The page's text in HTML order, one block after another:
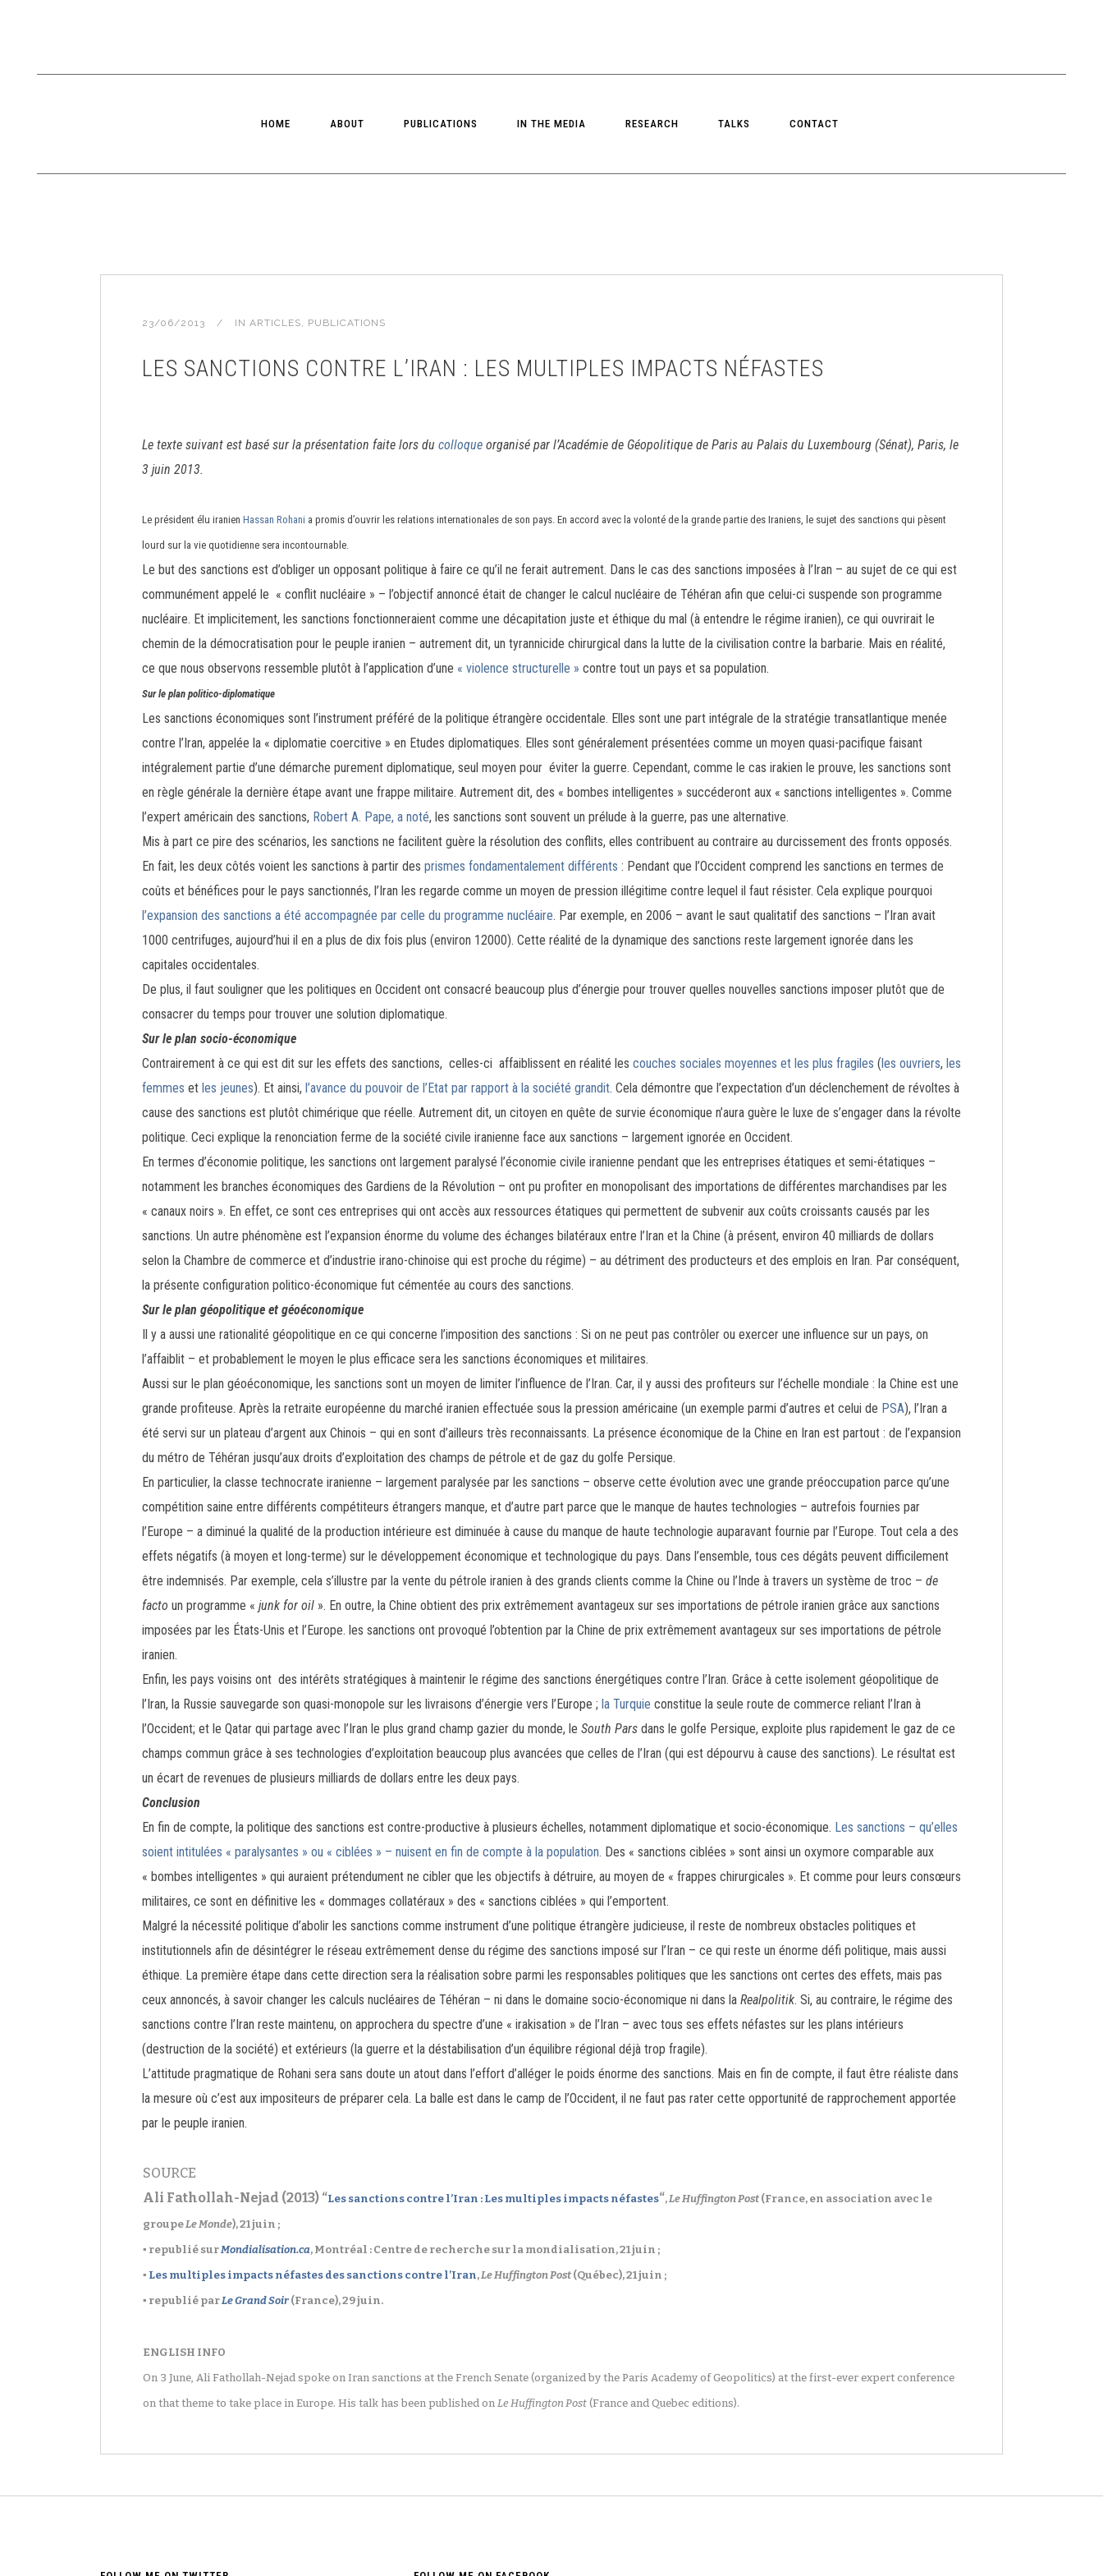
HOME ABOUT PUBLICATIONS IN THE MEDIA RESEARCH TALKS CONTACT
23/06/2013 IN ARTICLES, PUBLICATIONS
LES SANCTIONS CONTRE L’IRAN : LES MULTIPLES IMPACTS NÉFASTES
Le texte suivant est basé sur la présentation faite lors du colloque organisé par l’Académie de Géopolitique de Paris au Palais du Luxembourg (Sénat), Paris, le
3 juin 2013.
Le président élu iranien Hassan Rohani a promis d’ouvrir les relations internationales de son pays. En accord avec la volonté de la grande partie des Iraniens, le sujet des sanctions qui pèsent
lourd sur la vie quotidienne sera incontournable.
Le but des sanctions est d’obliger un opposant politique à faire ce qu’il ne ferait autrement. Dans le cas des sanctions imposées à l’Iran – au sujet de ce qui est
communément appelé le « conflit nucléaire » – l’objectif annoncé était de changer le calcul nucléaire de Téhéran afin que celui-ci suspende son programme
nucléaire. Et implicitement, les sanctions fonctionneraient comme une décapitation juste et éthique du mal (à entendre le régime iranien), ce qui ouvrirait le
chemin de la démocratisation pour le peuple iranien – autrement dit, un tyrannicide chirurgical dans la lutte de la civilisation contre la barbarie. Mais en réalité,
ce que nous observons ressemble plutôt à l’application d’une « violence structurelle » contre tout un pays et sa population.
Sur le plan politico-diplomatique
Les sanctions économiques sont l’instrument préféré de la politique étrangère occidentale. Elles sont une part intégrale de la stratégie transatlantique menée
contre l’Iran, appelée la « diplomatie coercitive » en Etudes diplomatiques. Elles sont généralement présentées comme un moyen quasi-pacifique faisant
intégralement partie d’une démarche purement diplomatique, seul moyen pour éviter la guerre. Cependant, comme le cas irakien le prouve, les sanctions sont
en règle générale la dernière étape avant une frappe militaire. Autrement dit, des « bombes intelligentes » succéderont aux « sanctions intelligentes ». Comme
l’expert américain des sanctions, Robert A. Pape, a noté, les sanctions sont souvent un prélude à la guerre, pas une alternative.
Mis à part ce pire des scénarios, les sanctions ne facilitent guère la résolution des conflits, elles contribuent au contraire au durcissement des fronts opposés.
En fait, les deux côtés voient les sanctions à partir des prismes fondamentalement différents : Pendant que l’Occident comprend les sanctions en termes de
coûts et bénéfices pour le pays sanctionnés, l’Iran les regarde comme un moyen de pression illégitime contre lequel il faut résister. Cela explique pourquoi
l’expansion des sanctions a été accompagnée par celle du programme nucléaire. Par exemple, en 2006 – avant le saut qualitatif des sanctions – l’Iran avait
1000 centrifuges, aujourd’hui il en a plus de dix fois plus (environ 12000). Cette réalité de la dynamique des sanctions reste largement ignorée dans les
capitales occidentales.
De plus, il faut souligner que les politiques en Occident ont consacré beaucoup plus d’énergie pour trouver quelles nouvelles sanctions imposer plutôt que de
consacrer du temps pour trouver une solution diplomatique.
Sur le plan socio-économique
Contrairement à ce qui est dit sur les effets des sanctions, celles-ci affaiblissent en réalité les couches sociales moyennes et les plus fragiles (les ouvriers, les
femmes et les jeunes). Et ainsi, l’avance du pouvoir de l’Etat par rapport à la société grandit. Cela démontre que l’expectation d’un déclenchement de révoltes à
cause des sanctions est plutôt chimérique que réelle. Autrement dit, un citoyen en quête de survie économique n’aura guère le luxe de s’engager dans la révolte
politique. Ceci explique la renonciation ferme de la société civile iranienne face aux sanctions – largement ignorée en Occident.
En termes d’économie politique, les sanctions ont largement paralysé l’économie civile iranienne pendant que les entreprises étatiques et semi-étatiques –
notamment les branches économiques des Gardiens de la Révolution – ont pu profiter en monopolisant des importations de différentes marchandises par les
« canaux noirs ». En effet, ce sont ces entreprises qui ont accès aux ressources étatiques qui permettent de subvenir aux coûts croissants causés par les
sanctions. Un autre phénomène est l’expansion énorme du volume des échanges bilatéraux entre l’Iran et la Chine (à présent, environ 40 milliards de dollars
selon la Chambre de commerce et d’industrie irano-chinoise qui est proche du régime) – au détriment des producteurs et des emplois en Iran. Par conséquent,
la présente configuration politico-économique fut cémentée au cours des sanctions.
Sur le plan géopolitique et géoéconomique
Il y a aussi une rationalité géopolitique en ce qui concerne l’imposition des sanctions : Si on ne peut pas contrôler ou exercer une influence sur un pays, on
l’affaiblit – et probablement le moyen le plus efficace sera les sanctions économiques et militaires.
Aussi sur le plan géoéconomique, les sanctions sont un moyen de limiter l’influence de l’Iran. Car, il y aussi des profiteurs sur l’échelle mondiale : la Chine est une
grande profiteuse. Après la retraite européenne du marché iranien effectuée sous la pression américaine (un exemple parmi d’autres et celui de PSA), l’Iran a
été servi sur un plateau d’argent aux Chinois – qui en sont d’ailleurs très reconnaissants. La présence économique de la Chine en Iran est partout : de l’expansion
du métro de Téhéran jusqu’aux droits d’exploitation des champs de pétrole et de gaz du golfe Persique.
En particulier, la classe technocrate iranienne – largement paralysée par les sanctions – observe cette évolution avec une grande préoccupation parce qu’une
compétition saine entre différents compétiteurs étrangers manque, et d’autre part parce que le manque de hautes technologies – autrefois fournies par
l’Europe – a diminué la qualité de la production intérieure est diminuée à cause du manque de haute technologie auparavant fournie par l’Europe. Tout cela a des
effets négatifs (à moyen et long-terme) sur le développement économique et technologique du pays. Dans l’ensemble, tous ces dégâts peuvent difficilement
être indemnisés. Par exemple, cela s’illustre par la vente du pétrole iranien à des grands clients comme la Chine ou l’Inde à travers un système de troc – de
facto un programme « junk for oil ». En outre, la Chine obtient des prix extrêmement avantageux sur ses importations de pétrole iranien grâce aux sanctions
imposées par les États-Unis et l’Europe. les sanctions ont provoqué l’obtention par la Chine de prix extrêmement avantageux sur ses importations de pétrole
iranien.
Enfin, les pays voisins ont des intérêts stratégiques à maintenir le régime des sanctions énergétiques contre l’Iran. Grâce à cette isolement géopolitique de
l’Iran, la Russie sauvegarde son quasi-monopole sur les livraisons d’énergie vers l’Europe ; la Turquie constitue la seule route de commerce reliant l’Iran à
l’Occident; et le Qatar qui partage avec l’Iran le plus grand champ gazier du monde, le South Pars dans le golfe Persique, exploite plus rapidement le gaz de ce
champs commun grâce à ses technologies d’exploitation beaucoup plus avancées que celles de l’Iran (qui est dépourvu à cause des sanctions). Le résultat est
un écart de revenues de plusieurs milliards de dollars entre les deux pays.
Conclusion
En fin de compte, la politique des sanctions est contre-productive à plusieurs échelles, notamment diplomatique et socio-économique. Les sanctions – qu’elles
soient intitulées « paralysantes » ou « ciblées » – nuisent en fin de compte à la population. Des « sanctions ciblées » sont ainsi un oxymore comparable aux
« bombes intelligentes » qui auraient prétendument ne cibler que les objectifs à détruire, au moyen de « frappes chirurgicales ». Et comme pour leurs consœurs
militaires, ce sont en définitive les « dommages collatéraux » des « sanctions ciblées » qui l’emportent.
Malgré la nécessité politique d’abolir les sanctions comme instrument d’une politique étrangère judicieuse, il reste de nombreux obstacles politiques et
institutionnels afin de désintégrer le réseau extrêmement dense du régime des sanctions imposé sur l’Iran – ce qui reste un énorme défi politique, mais aussi
éthique. La première étape dans cette direction sera la réalisation sobre parmi les responsables politiques que les sanctions ont certes des effets, mais pas
ceux annoncés, à savoir changer les calculs nucléaires de Téhéran – ni dans le domaine socio-économique ni dans la Realpolitik. Si, au contraire, le régime des
sanctions contre l’Iran reste maintenu, on approchera du spectre d’une « irakisation » de l’Iran – avec tous ses effets néfastes sur les plans intérieurs
(destruction de la société) et extérieurs (la guerre et la déstabilisation d’un équilibre régional déjà trop fragile).
L’attitude pragmatique de Rohani sera sans doute un atout dans l’effort d’alléger le poids énorme des sanctions. Mais en fin de compte, il faut être réaliste dans
la mesure où c’est aux impositeurs de préparer cela. La balle est dans le camp de l’Occident, il ne faut pas rater cette opportunité de rapprochement apportée
par le peuple iranien.
SOURCE
Ali Fathollah-Nejad (2013) “Les sanctions contre l’Iran : Les multiples impacts néfastes“,Le Huffington Post (France, en association avec le
groupeLe Monde), 21 juin ;
▪ republié surMondialisation.ca, Montréal : Centre de recherche sur la mondialisation, 21 juin ;
▪ Les multiples impacts néfastes des sanctions contre l’Iran,Le Huffington Post (Québec), 21 juin ;
▪ republié parLe Grand Soir (France), 29 juin.
ENGLISH INFO
On 3 June, Ali Fathollah-Nejad spoke on Iran sanctions at the French Senate (organized by the Paris Academy of Geopolitics) at the first-ever expert conference
on that theme to take place in Europe. His talk has been published on Le Huffington Post (France and Quebec editions).